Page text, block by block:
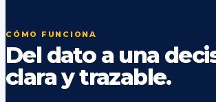
CÓMO FUNCIONA
Del dato a una
clara y trazable.